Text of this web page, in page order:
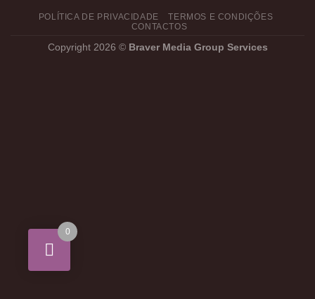
POLÍTICA DE PRIVACIDADE
TERMOS E CONDIÇÕES
CONTACTOS
Copyright 2026 © Braver Media Group Services
0